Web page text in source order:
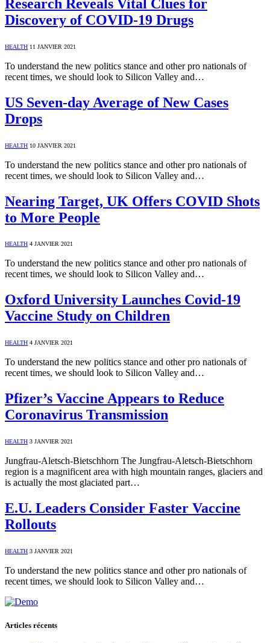
Research Reveals Vital Clues for
Discovery of COVID-19 Drugs
HEALTH 11 JANVIER 2021
To understand the new politics stance and other pro nationals of
recent times, we should look to Silicon Valley and…
US Seven-day Average of New Cases
Drops
HEALTH 10 JANVIER 2021
To understand the new politics stance and other pro nationals of
recent times, we should look to Silicon Valley and…
Nearing Target, UK Offers COVID Shots
to More People
HEALTH 4 JANVIER 2021
To understand the new politics stance and other pro nationals of
recent times, we should look to Silicon Valley and…
Oxford University Launches Covid-19
Vaccine Study on Children
HEALTH 4 JANVIER 2021
To understand the new politics stance and other pro nationals of
recent times, we should look to Silicon Valley and…
Pfizer’s Vaccine Appears to Reduce
Coronavirus Transmission
HEALTH 3 JANVIER 2021
Jungfrau-Aletsch-Bietschhorn The Jungfrau-Aletsch-Bietschhorn
region is a magnificent area with high mountain ranges, glaciers and
is actually the most glaciated part…
E.U. Leaders Consider Faster Vaccine
Rollouts
HEALTH 3 JANVIER 2021
To understand the new politics stance and other pro nationals of
recent times, we should look to Silicon Valley and…
Articles récents